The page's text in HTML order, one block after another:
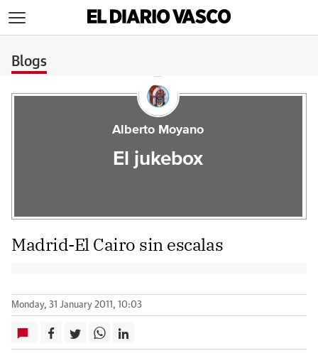
Blogs
Alberto Moyano
El jukebox
Madrid-El Cairo sin escalas
Monday, 31 January 2011, 10:03